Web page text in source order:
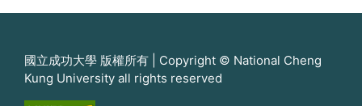
國立成功大學 版權所有 | Copyright © National Cheng
Kung University all rights reserved